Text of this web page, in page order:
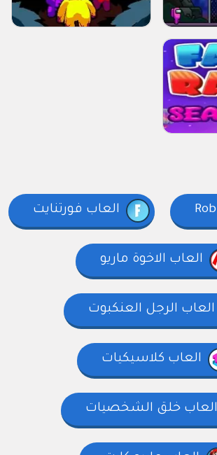
العاب فورتنايت
العاب الاخوة ماريو
العاب الرجل العنكبوت
العاب كلاسيكيات
العاب خلق الشخصيات